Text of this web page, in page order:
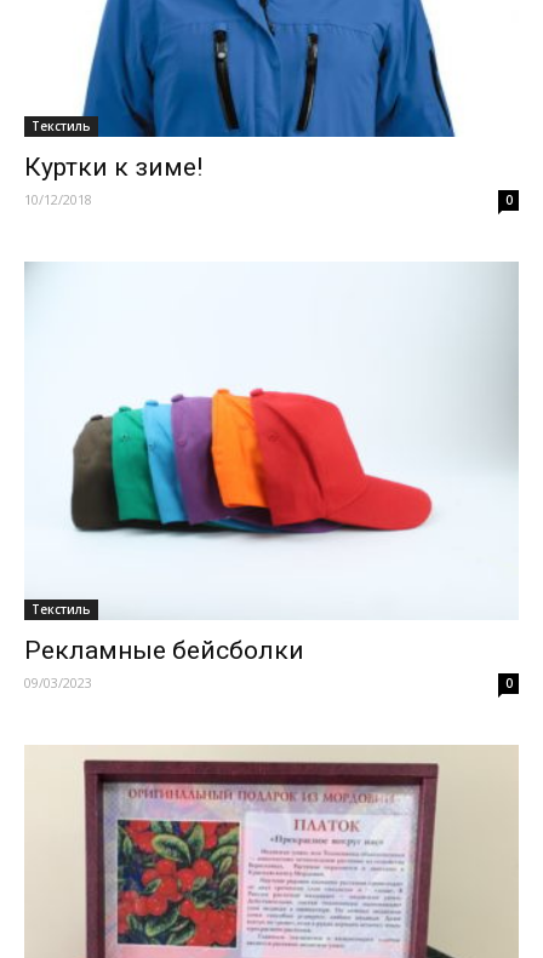
Текстиль
Куртки к зиме!
10/12/2018 0
Текстиль
Рекламные бейсболки
09/03/2023 0